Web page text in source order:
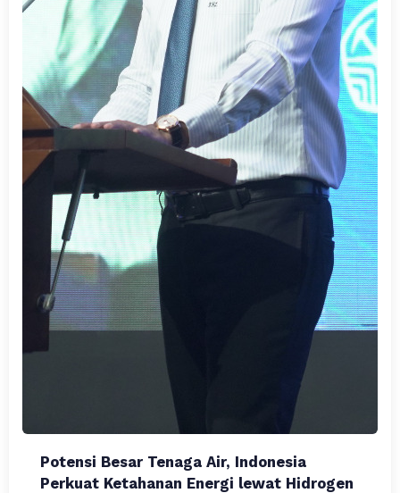
Potensi Besar Tenaga Air, Indonesia
Perkuat Ketahanan Energi lewat Hidrogen